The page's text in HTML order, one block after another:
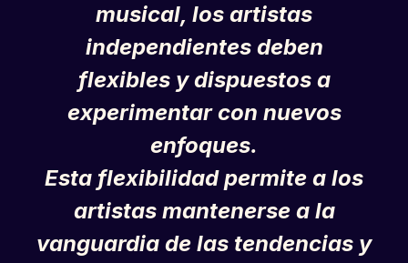
musical, los artistas
independientes deben
flexibles y dispuestos a
experimentar con nuevos
enfoques.
Esta flexibilidad permite a los
artistas mantenerse a la
vanguardia de las tendencias y